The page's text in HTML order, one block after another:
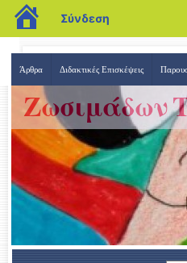
blogs.sch.gr
Σύνδεση
Άρθρα Διδακτικές Επισκέψεις
Ζωσιμάδων